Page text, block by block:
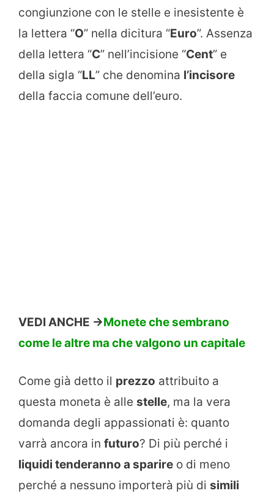
congiunzione con le stelle e inesistente è
la lettera “O” nella dicitura “Euro”. Assenza
della lettera “C” nell’incisione “Cent” e
della sigla “LL” che denomina l’incisore
della faccia comune dell’euro.
VEDI ANCHE ->Monete che sembrano
come le altre ma che valgono un capitale
Come già detto il prezzo attribuito a
questa moneta è alle stelle, ma la vera
domanda degli appassionati è: quanto
varrà ancora in futuro? Di più perché i
liquidi tenderanno a sparire o di meno
perché a nessuno importerà più di simili